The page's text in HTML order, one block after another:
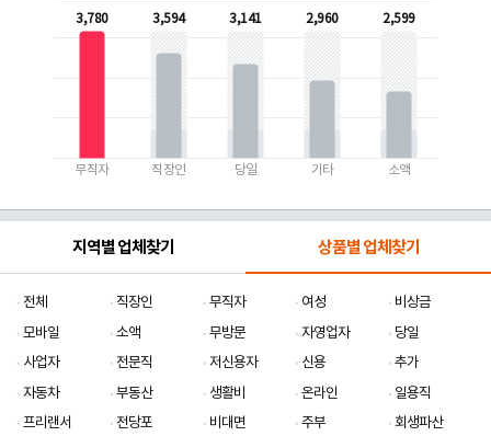
3,780
무직자
3,594
직장인
3,141
당일
2,960
기타
2,599
소액
지역별 업체찾기 상품별 업체찾기
전체 직장인 무직자 여성
비상금
모바일
소액 무방문 자영업자
당일
사업자
전문직 저신용자 신용
추가
자동차
부동산 생활비 온라인
일용직
프리랜서
전당포 비대면 주부
회생파산